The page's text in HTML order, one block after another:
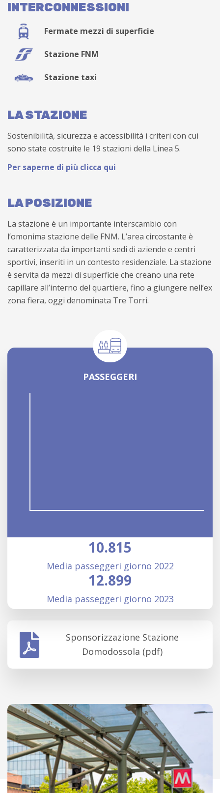
INTERCONNESSIONI
Fermate mezzi di superficie
Stazione FNM
Stazione taxi
LA STAZIONE
Sostenibilità, sicurezza e accessibilità i criteri con cui
sono state costruite le 19 stazioni della Linea 5.
Per saperne di più clicca qui
LA POSIZIONE
La stazione è un importante interscambio con
l’omonima stazione delle FNM. L’area circostante è
caratterizzata da importanti sedi di aziende e centri
sportivi, inseriti in un contesto residenziale. La stazione
è servita da mezzi di superficie che creano una rete
capillare all’interno del quartiere, fino a giungere nell’ex
zona fiera, oggi denominata Tre Torri.
PASSEGGERI
10.815
Media passeggeri giorno 2022
12.899
Media passeggeri giorno 2023
Sponsorizzazione Stazione
Domodossola (pdf)